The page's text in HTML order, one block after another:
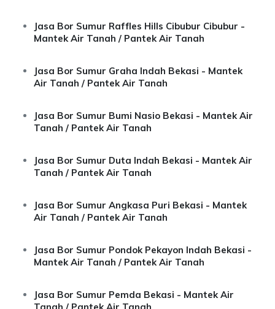
Jasa Bor Sumur Raffles Hills Cibubur Cibubur -
Mantek Air Tanah / Pantek Air Tanah
Jasa Bor Sumur Graha Indah Bekasi - Mantek
Air Tanah / Pantek Air Tanah
Jasa Bor Sumur Bumi Nasio Bekasi - Mantek Air
Tanah / Pantek Air Tanah
Jasa Bor Sumur Duta Indah Bekasi - Mantek Air
Tanah / Pantek Air Tanah
Jasa Bor Sumur Angkasa Puri Bekasi - Mantek
Air Tanah / Pantek Air Tanah
Jasa Bor Sumur Pondok Pekayon Indah Bekasi -
Mantek Air Tanah / Pantek Air Tanah
Jasa Bor Sumur Pemda Bekasi - Mantek Air